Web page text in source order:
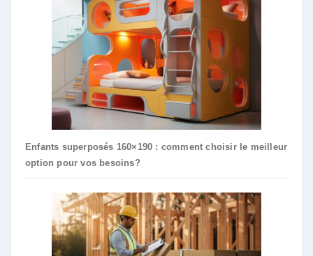
Enfants superposés 160×190 : comment choisir le meilleur
option pour vos besoins?